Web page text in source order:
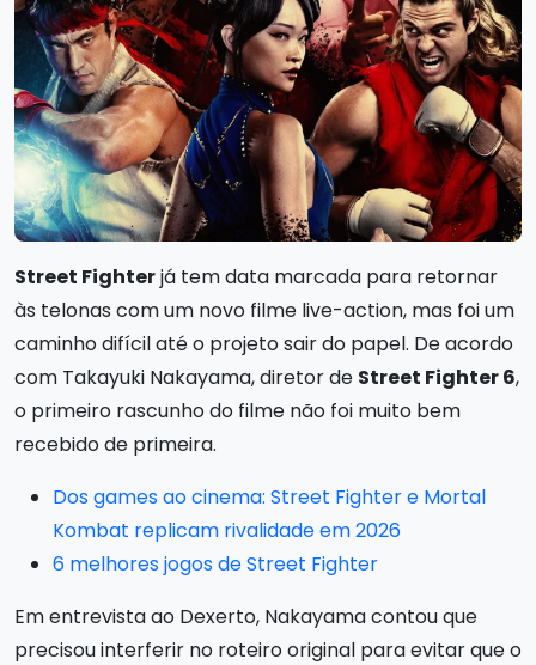
Street Fighterjá tem data marcada para retornar
às telonas com um novo filme live-action, mas foi um
caminho difícil até o projeto sair do papel. De acordo
com Takayuki Nakayama, diretor de Street Fighter 6,
o primeiro rascunho do filme não foi muito bem
recebido de primeira.
Dos games ao cinema: Street Fighter e Mortal
Kombat replicam rivalidade em 2026
6 melhores jogos de Street Fighter
Em entrevista ao Dexerto, Nakayama contou que
precisou interferir no roteiro original para evitar que o